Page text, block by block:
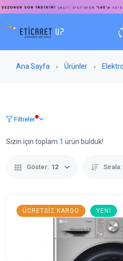
Ana Sayfa Ürünler
Filtreler
Sizin için toplam 1 ürün bulduk!
Göster: 12 Sırala:
ÜCRETSIZ KARGO YENI